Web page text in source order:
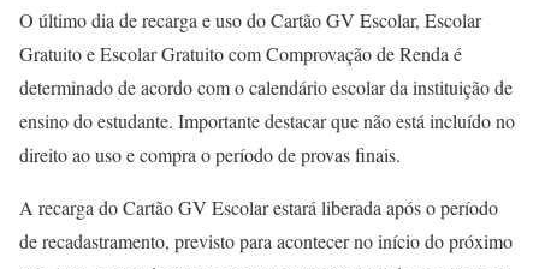
O último dia de recarga e uso do Cartão GV Escolar, Escolar
Gratuito e Escolar Gratuito com Comprovação de Renda é
determinado de acordo com o calendário escolar da instituição de
ensino do estudante. Importante destacar que não está incluído no
direito ao uso e compra o período de provas finais.
A recarga do Cartão GV Escolar estará liberada após o período
de recadastramento, previsto para acontecer no início do próximo